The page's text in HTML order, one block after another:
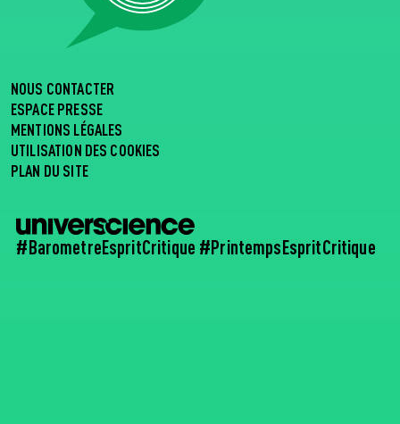
NOUS CONTACTER
ESPACE PRESSE
MENTIONS LÉGALES
UTILISATION DES COOKIES
PLAN DU SITE
#BarometreEspritCritique #PrintempsEspritCritique